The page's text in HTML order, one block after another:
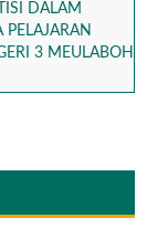
DALAM
PELAJARAN
3 MEULABOH